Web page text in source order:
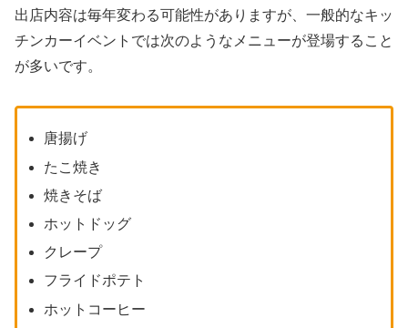
出店内容は毎年変わる可能性がありますが、一般的なキッ
チンカーイベントでは次のようなメニューが登場すること
が多いです。
唐揚げ
たこ焼き
焼きそば
ホットドッグ
クレープ
フライドポテト
ホットコーヒー